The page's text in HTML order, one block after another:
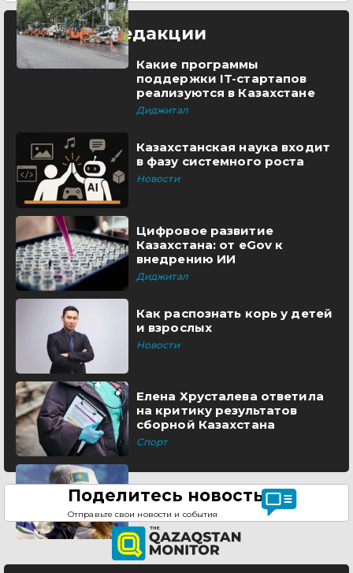
Выбор редакции
Какие программы
поддержки IT-стартапов
реализуются в Казахстане
Диджитал
Казахстанская наука входит
в фазу системного роста
Новости
Цифровое развитие
Казахстана: от eGov к
внедрению ИИ
Диджитал
Как распознать корь у детей
и взрослых
Новости
Елена Хрусталева ответила
на критику результатов
сборной Казахстана
Спорт
Поделитесь новостью
Отправьте свои новости и события